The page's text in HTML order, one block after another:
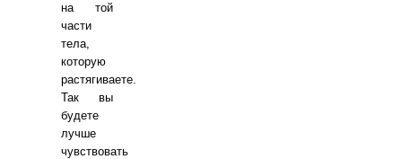
на той
части
тела,
которую
растягиваете.
Так вы
будете
лучше
чувствовать